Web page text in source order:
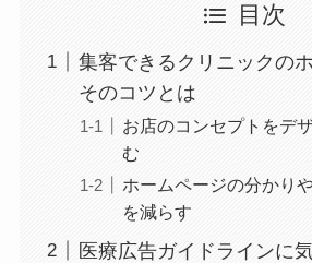
目次
集客できるクリニックの
そのコツとは
お店のコンセプトをデ
む
ホームページの分かり
を減らす
医療広告ガイドラインに